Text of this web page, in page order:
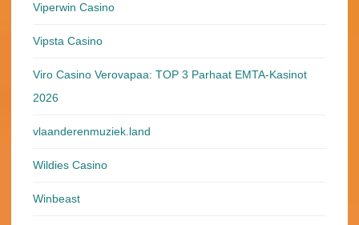
Viperwin Casino
Vipsta Casino
Viro Casino Verovapaa: TOP 3 Parhaat EMTA-Kasinot
2026
vlaanderenmuziek.land
Wildies Casino
Winbeast